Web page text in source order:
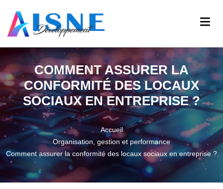
COMMENT ASSURER LA
CONFORMITÉ DES LOCAUX
SOCIAUX EN ENTREPRISE ?
Accueil
Organisation, gestion et performance
Comment assurer la conformité des locaux sociaux en entreprise ?